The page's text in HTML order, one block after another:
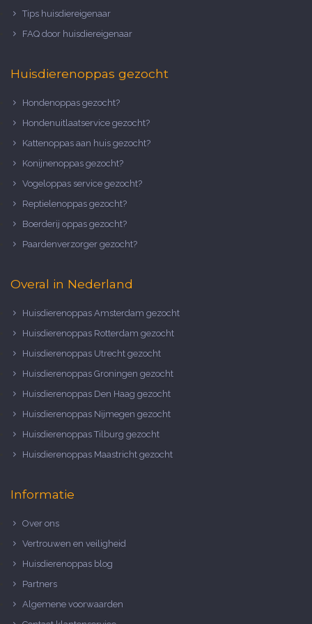
Tips huisdiereigenaar
FAQ door huisdiereigenaar
Huisdierenoppas gezocht
Hondenoppas gezocht?
Hondenuitlaatservice gezocht?
Kattenoppas aan huis gezocht?
Konijnenoppas gezocht?
Vogeloppas service gezocht?
Reptielenoppas gezocht?
Boerderij oppas gezocht?
Paardenverzorger gezocht?
Overal in Nederland
Huisdierenoppas Amsterdam gezocht
Huisdierenoppas Rotterdam gezocht
Huisdierenoppas Utrecht gezocht
Huisdierenoppas Groningen gezocht
Huisdierenoppas Den Haag gezocht
Huisdierenoppas Nijmegen gezocht
Huisdierenoppas Tilburg gezocht
Huisdierenoppas Maastricht gezocht
Informatie
Over ons
Vertrouwen en veiligheid
Huisdierenoppas blog
Partners
Algemene voorwaarden